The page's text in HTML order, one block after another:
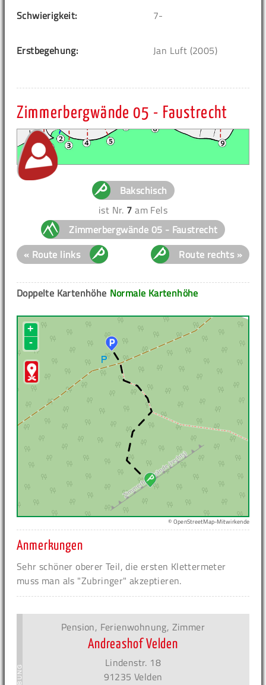
Schwierigkeit: 7-
Erstbegehung: Jan Luft (2005)
Zimmerbergwände 05 - Faustrecht
Bakschisch
ist Nr. 7 am Fels
Zimmerbergwände 05 - Faustrecht
« Route links
Route rechts »
Normale Kartenhöhe
Doppelte Kartenhöhe
+
-
© OpenStreetMap-Mitwirkende
Anmerkungen
Sehr schöner oberer Teil, die ersten Klettermeter
muss man als "Zubringer" akzeptieren.
Pension, Ferienwohnung, Zimmer
Andreashof Velden
Lindenstr. 18
91235 Velden